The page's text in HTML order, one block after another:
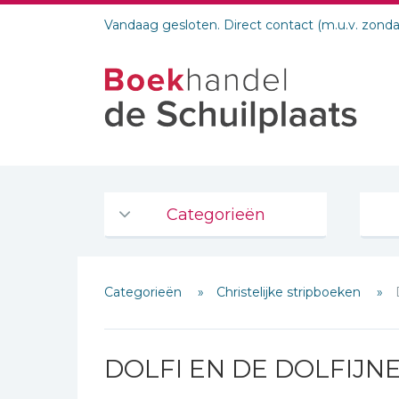
Vandaag gesloten. Direct contact (m.u.v.
Categorieën
De Bijbel
Bijbelse Dagboeken 2026
Bijbelstudie groepen
Categorieën Christelijke stripboeken
DOLFI EN DE